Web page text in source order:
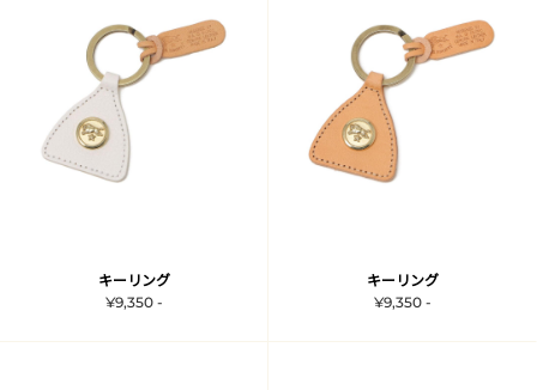
キーリング
¥9,350 -
キーリング
¥9,350 -